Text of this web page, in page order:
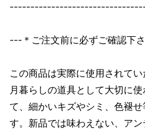
---＊ご注文前に必ずご確認下
この商品は実際に使用されて
月暮らしの道具として大切に
て、細かいキズやシミ、色褪
す。新品では味わえない、ア